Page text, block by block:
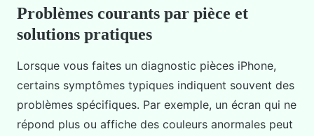
Problèmes courants par pièce et
solutions pratiques
Lorsque vous faites un diagnostic pièces iPhone,
certains symptômes typiques indiquent souvent des
problèmes spécifiques. Par exemple, un écran qui ne
répond plus ou affiche des couleurs anormales peut